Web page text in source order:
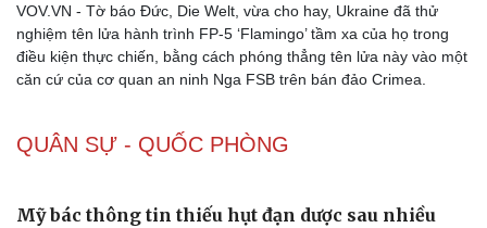
VOV.VN - Tờ báo Đức, Die Welt, vừa cho hay, Ukraine đã thử
nghiệm tên lửa hành trình FP-5 ‘Flamingo’ tầm xa của họ trong
điều kiện thực chiến, bằng cách phóng thẳng tên lửa này vào một
căn cứ của cơ quan an ninh Nga FSB trên bán đảo Crimea.
QUÂN SỰ - QUỐC PHÒNG
Mỹ bác thông tin thiếu hụt đạn dược sau nhiều